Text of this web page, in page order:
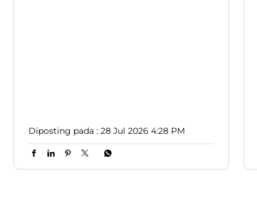
Diposting pada : 28 Jul 2026 4:28 PM